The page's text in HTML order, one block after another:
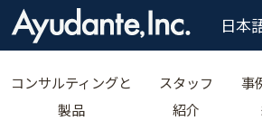
日本
コンサルティングと
製品
スタッフ
紹介
事